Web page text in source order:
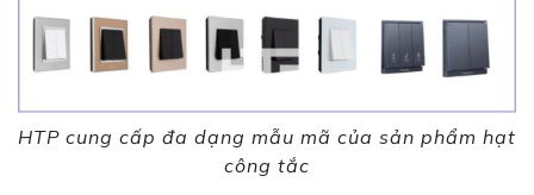
HTP cung cấp đa dạng mẫu mã của sản phẩm hạt
công tắc